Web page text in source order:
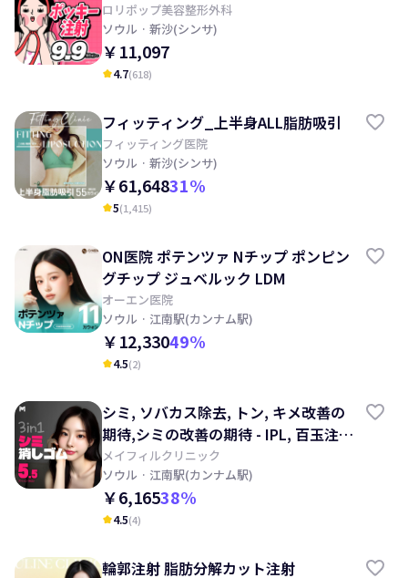
ロリポップ美容整形外科
ソウル · 新沙(シンサ)
￥11,097
kid_star4.7(618)
フィッティング_上半身ALL脂肪吸引
フィッティング医院
ソウル · 新沙(シンサ)
￥61,64831%
kid_star5(1,415)
ON医院 ポテンツァ Nチップ ポンピン
グチップ ジュベルック LDM
オーエン医院
ソウル · 江南駅(カンナム駅)
￥12,33049%
kid_star4.5(2)
シミ, ソバカス除去, トン, キメ改善の
期待,シミの改善の期待 - IPL, 百玉注
射, レーザートーニング, 目の下, 顔の
クスミ改善の期待
メイフィルクリニック
ソウル · 江南駅(カンナム駅)
￥6,16538%
kid_star4.5(4)
輪郭注射 脂肪分解カット注射